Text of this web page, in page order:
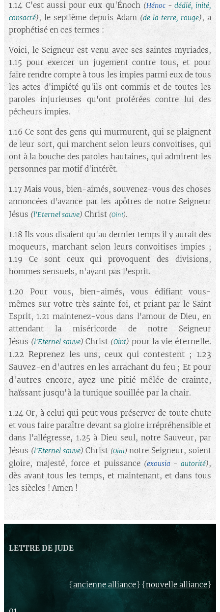
1.14 C'est aussi pour eux qu'Énoch (Hénoc - dédié, inité,
consacré), le septième depuis Adam (de la terre, rouge), a
prophétisé en ces termes :
Voici, le Seigneur est venu avec ses saintes myriades,
1.15 pour exercer un jugement contre tous, et pour
faire rendre compte à tous les impies parmi eux de tous
les actes d'impiété qu'ils ont commis et de toutes les
paroles injurieuses qu'ont proférées contre lui des
pécheurs impies.
1.16 Ce sont des gens qui murmurent, qui se plaignent
de leur sort, qui marchent selon leurs convoitises, qui
ont à la bouche des paroles hautaines, qui admirent les
personnes par motif d'intérêt.
1.17 Mais vous, bien-aimés, souvenez-vous des choses
annoncées d'avance par les apôtres de notre Seigneur
Jésus (l'Eternel sauve)Christ (Oint).
1.18 Ils vous disaient qu'au dernier temps il y aurait des
moqueurs, marchant selon leurs convoitises impies ;
1.19 Ce sont ceux qui provoquent des divisions,
hommes sensuels, n'ayant pas l'esprit.
1.20 Pour vous, bien-aimés, vous édifiant vous-
mêmes sur votre très sainte foi, et priant par le Saint
Esprit, 1.21 maintenez-vous dans l'amour de Dieu, en
attendant la miséricorde de notre Seigneur
Jésus (l'Eternel sauve) Christ (Oint) pour la vie éternelle.
1.22 Reprenez les uns, ceux qui contestent ; 1.23
Sauvez-en d'autres en les arrachant du feu ; Et pour
d'autres encore, ayez une pitié mêlée de crainte,
haïssant jusqu'à la tunique souillée par la chair.
1.24 Or, à celui qui peut vous préserver de toute chute
et vous faire paraître devant sa gloire irrépréhensible et
dans l'allégresse, 1.25 à Dieu seul, notre Sauveur, par
Jésus (l'Eternel sauve) Christ (Oint) notre Seigneur, soient
gloire, majesté, force et puissance (exousia -autorité),
dès avant tous les temps, et maintenant, et dans tous
les siècles ! Amen !
LETTRE DE JUDE
{ancienne alliance} {nouvelle alliance}